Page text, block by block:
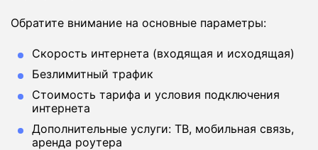
Обратите внимание на основные параметры:
Скорость интернета (входящая и исходящая)
Безлимитный трафик
Стоимость тарифа и условия подключения
интернета
Дополнительные услуги: ТВ, мобильная связь,
аренда роутера